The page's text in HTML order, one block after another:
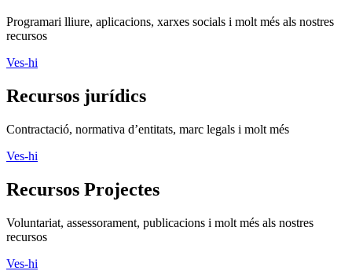
Programari lliure, aplicacions, xarxes socials i molt més als nostres
recursos
Ves-hi
Recursos jurídics
Contractació, normativa d’entitats, marc legals i molt més
Ves-hi
Recursos Projectes
Voluntariat, assessorament, publicacions i molt més als nostres
recursos
Ves-hi